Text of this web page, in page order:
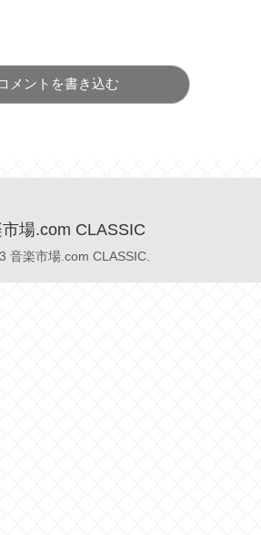
メントを書き込む
場.com CLASSIC
音楽市場.com CLASSIC.